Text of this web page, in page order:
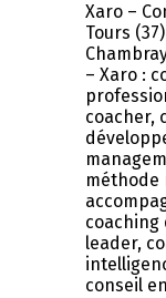
Xaro –
Tours
– Xaro :
coacher,
méthode
coaching
leader,
conseil